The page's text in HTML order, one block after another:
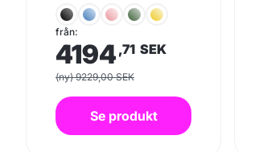
från:
4194 ,71 SEK
(ny) 9229,00 SEK
Se produkt